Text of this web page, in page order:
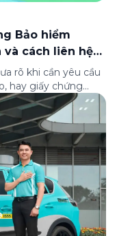
Bảo hiểm
và cách liên hệ
rõ khi cần yêu cầu
hay giấy chứng
tổng hợp đầy đủ các
thường và hỗ trợ